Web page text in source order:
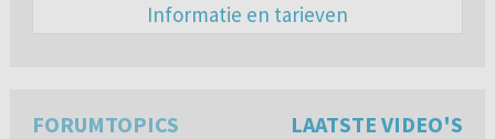
Informatie en tarieven
FORUMTOPICS LAATSTE VIDEO'S